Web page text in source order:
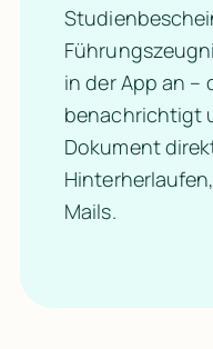
in der App an –
benachrichtigt
Dokument
Mails.